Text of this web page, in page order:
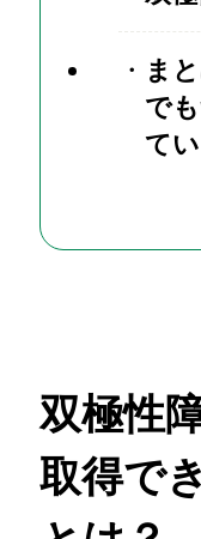
ま
で
て
双極性
取得で